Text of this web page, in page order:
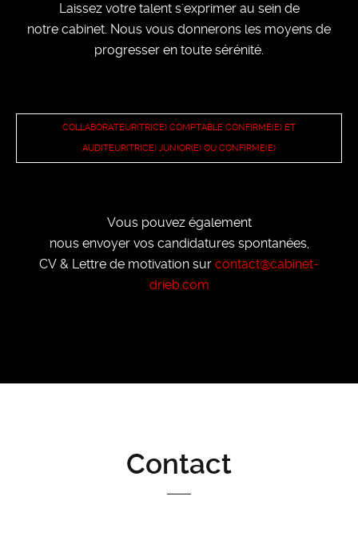
Laissez votre talent s'exprimer au sein de
notre cabinet. Nous vous donnerons les moyens de
progresser en toute sérénité.
COLLABORATEUR(TRICE) COMPTABLE CONFIRMÉ(E) ET
AUDITEUR(TRICE) JUNIOR(E) OU CONFIRME(E)
Vous pouvez également
nous envoyer vos candidatures spontanées,
CV & Lettre de motivation sur contact@cabinet-
drieb.com
Contact